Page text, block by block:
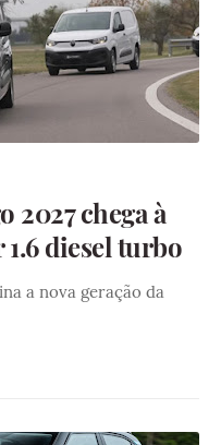
2027 chega à
diesel turbo
a nova geração da